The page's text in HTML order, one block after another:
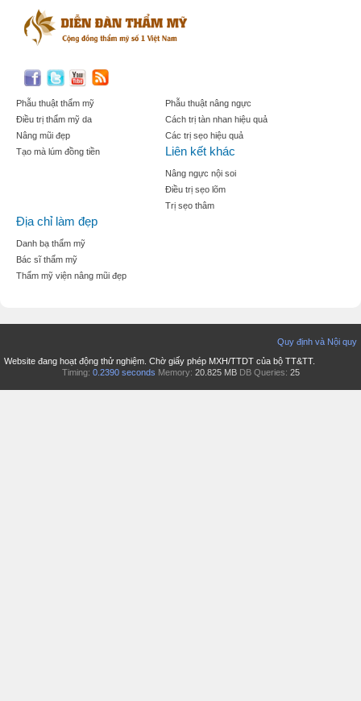
Phẫu thuật thẩm mỹ
Điều trị thẩm mỹ da
Nâng mũi đẹp
Tạo mà lúm đồng tiền
Phẫu thuật nâng ngực
Cách trị tàn nhan hiệu quả
Các trị sẹo hiệu quả
Liên kết khác
Nâng ngực nội soi
Điều trị sẹo lõm
Trị sẹo thâm
Địa chỉ làm đẹp
Danh bạ thẩm mỹ
Bác sĩ thẩm mỹ
Thẩm mỹ viện nâng mũi đẹp
Quy định và Nội quy
Website đang hoạt động thử nghiệm. Chờ giấy phép MXH/TTDT của bộ TT&TT.
Timing: 0.2390 seconds Memory: 20.825 MB DB Queries: 25